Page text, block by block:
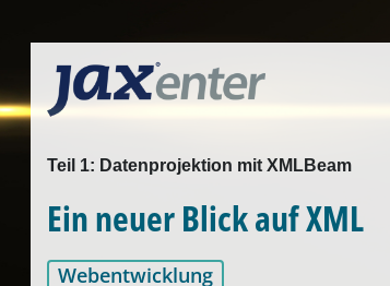
Teil 1: Datenprojektion mit XMLBeam
Ein neuer Blick auf XML
Webentwicklung